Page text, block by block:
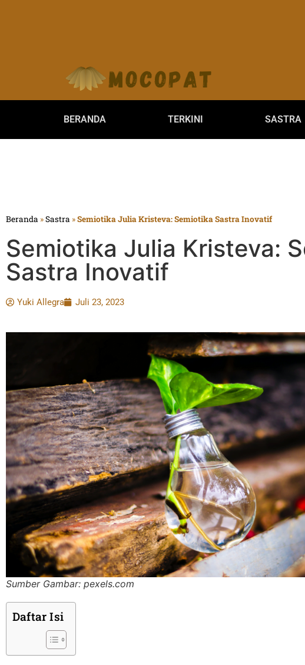
BERANDA TERKINI SASTRA
Beranda »Sastra »Semiotika Julia Kristeva: Semiotika Sastra Inovatif
Semiotika Julia Kristeva:
Sastra Inovatif
Yuki Allegra Juli 23, 2023
Sumber Gambar: pexels.com
Daftar Isi